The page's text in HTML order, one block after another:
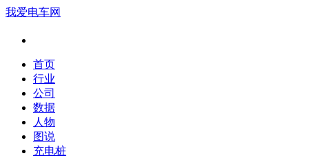
我爱电车网
首页
行业
公司
数据
人物
图说
充电桩